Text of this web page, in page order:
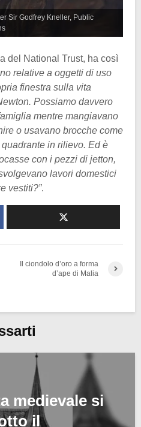
Sir Godfrey Kneller, Public
del National Trust, ha così
relative a oggetti di uso
finestra sulla vita
Possiamo davvero
mentre mangiavano
o usavano brocche come
in rilievo. Ed è
con i pezzi di jetton,
lavori domestici
vestiti?”.
Il ciondolo d’oro a forma
d’ape di Malia
medievale si
il